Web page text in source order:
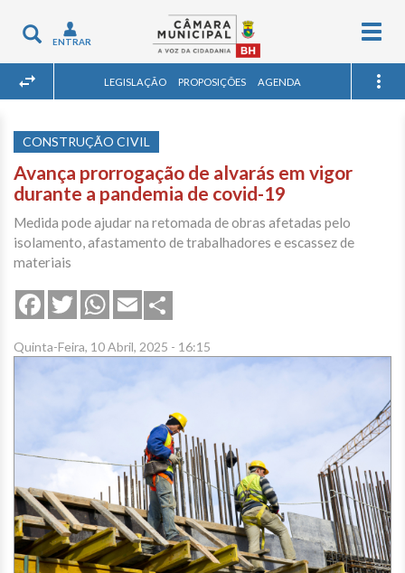
Toggle
navigation
ENTRAR
LEGISLAÇÃO PROPOSIÇÕES AGENDA
CONSTRUÇÃO CIVIL
Avança prorrogação de alvarás em vigor
durante a pandemia de covid-19
Medida pode ajudar na retomada de obras afetadas pelo
isolamento, afastamento de trabalhadores e escassez de
materiais
FacebookTwitterWhatsApp
Email
Quinta-Feira, 10 Abril, 2025 - 16:15